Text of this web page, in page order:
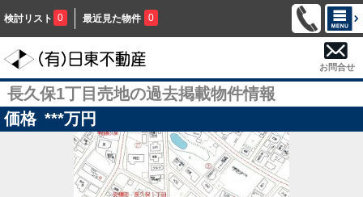
検討リスト 0 最近見た物件 0
お問合せ
長久保1丁目売地の過去掲載物件情報
価格 ***万円